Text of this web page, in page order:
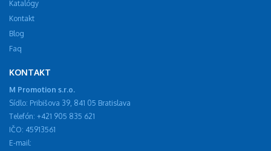
Katalógy
Kontakt
Blog
Faq
KONTAKT
M Promotion s.r.o.
Sídlo: Pribišova 39, 841 05 Bratislava
Telefón: +421 905 835 621
IČO: 45913561
E-mail: